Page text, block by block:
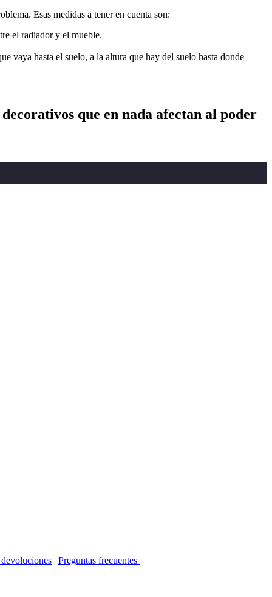
Esas medidas a tener en cuenta son:
el radiador y el mueble.
vaya hasta el suelo, a la altura que hay del suelo hasta donde
que en nada afectan al poder
| Preguntas frecuentes